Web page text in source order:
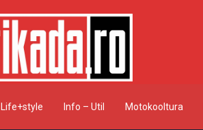
Life+style Info – Util Motokooltura